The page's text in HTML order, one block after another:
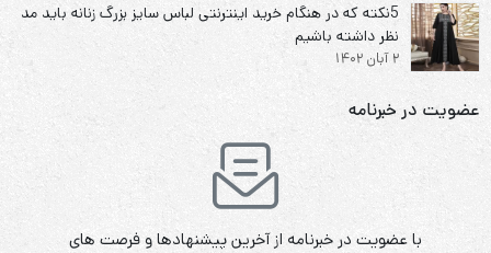
5نکته که در هنگام خرید اینترنتی لباس سایز بزرگ زنانه باید مد
نظر داشته باشیم
2 آبان 1402
عضویت در خبرنامه
با عضویت در خبرنامه از آخرین پیشنهادها و فرصت های